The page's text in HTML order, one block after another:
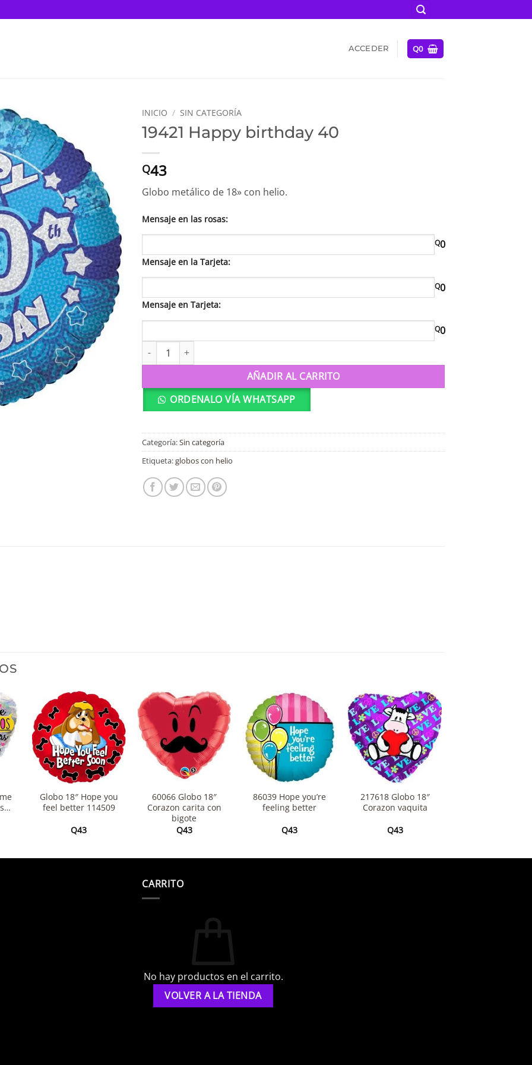
ACCEDER Q0
INICIO / SIN CATEGORÍA
19421 Happy birthday 40
Q43
Globo metálico de 18» con helio.
Mensaje en las rosas:
Q0
Mensaje en la Tarjeta:
Q0
Mensaje en Tarjeta:
Q0
19421 Happy birthday 40 cantidad
AÑADIR AL CARRITO
ORDENALO VÍA WHATSAPP
Categoría:Sin categoría
Etiqueta:globos con helio
+
Globo 18″ Hope you
feel better 114509
Q43
60066 Globo 18″
Corazon carita con
bigote
Q43
86039 Hope you’re
feeling better
Q43
217618 Globo 18″
Corazon vaquita
Q43
CARRITO
No hay productos en el carrito.
VOLVER A LA TIENDA